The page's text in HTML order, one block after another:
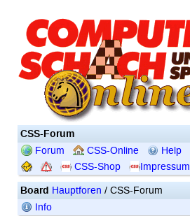
CSS-Forum
Forum CSS-Online Help
CSS-Shop
Impressum
Board Hauptforen / CSS-Forum
Info